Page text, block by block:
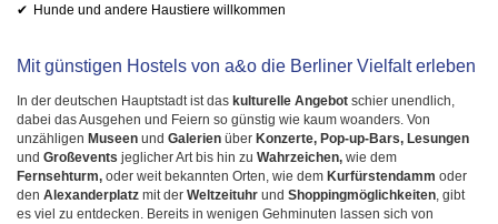
Hunde und andere Haustiere willkommen
Mit günstigen Hostels von a&o die Berliner Vielfalt erleben
In der deutschen Hauptstadt ist das kulturelle Angebot schier unendlich,
dabei das Ausgehen und Feiern so günstig wie kaum woanders. Von
unzähligen Museen und Galerien über Konzerte, Pop-up-Bars, Lesungen
und Großevents jeglicher Art bis hin zu Wahrzeichen, wie dem
Fernsehturm, oder weit bekannten Orten, wie dem Kurfürstendamm oder
den Alexanderplatz mit der Weltzeituhr und Shoppingmöglichkeiten, gibt
es viel zu entdecken. Bereits in wenigen Gehminuten lassen sich von